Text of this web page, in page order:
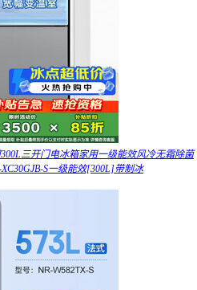
三开门电冰箱家用一级能效风冷无霜除菌
S一级能效[300L]带制冰